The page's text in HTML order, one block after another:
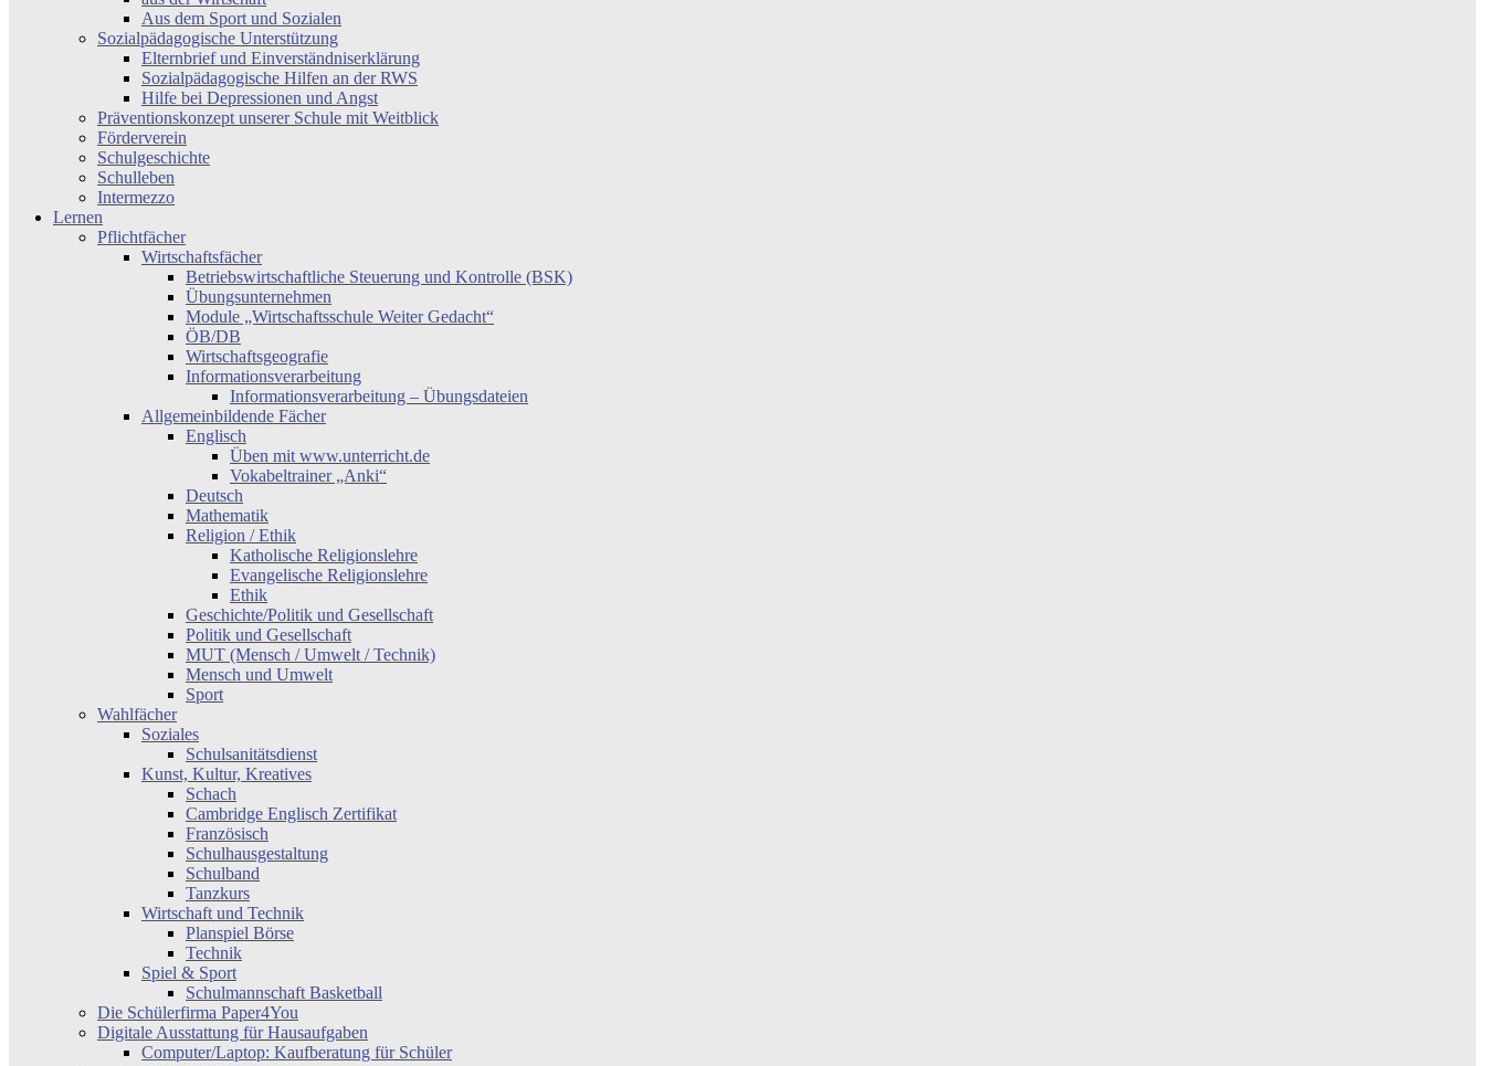
Aus dem Sport und Sozialen
Sozialpädagogische Unterstützung
Elternbrief und Einverständniserklärung
Sozialpädagogische Hilfen an der RWS
Hilfe bei Depressionen und Angst
Präventionskonzept unserer Schule mit Weitblick
Förderverein
Schulgeschichte
Schulleben
Intermezzo
Lernen
Pflichtfächer
Wirtschaftsfächer
Betriebswirtschaftliche Steuerung und Kontrolle (BSK)
Übungsunternehmen
Module „Wirtschaftsschule Weiter Gedacht“
ÖB/DB
Wirtschaftsgeografie
Informationsverarbeitung
Informationsverarbeitung – Übungsdateien
Allgemeinbildende Fächer
Englisch
Üben mit www.unterricht.de
Vokabeltrainer „Anki“
Deutsch
Mathematik
Religion / Ethik
Katholische Religionslehre
Evangelische Religionslehre
Ethik
Geschichte/Politik und Gesellschaft
Politik und Gesellschaft
MUT (Mensch / Umwelt / Technik)
Mensch und Umwelt
Sport
Wahlfächer
Soziales
Schulsanitätsdienst
Kunst, Kultur, Kreatives
Schach
Cambridge Englisch Zertifikat
Französisch
Schulhausgestaltung
Schulband
Tanzkurs
Wirtschaft und Technik
Planspiel Börse
Technik
Spiel & Sport
Schulmannschaft Basketball
Die Schülerfirma Paper4You
Digitale Ausstattung für Hausaufgaben
Computer/Laptop: Kaufberatung für Schüler